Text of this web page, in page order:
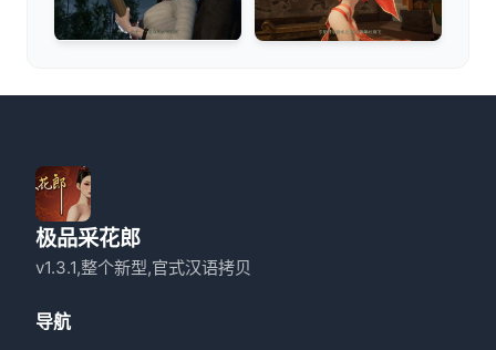
极品采花郎
v1.3.1,整个新型,官式汉语拷贝
导航